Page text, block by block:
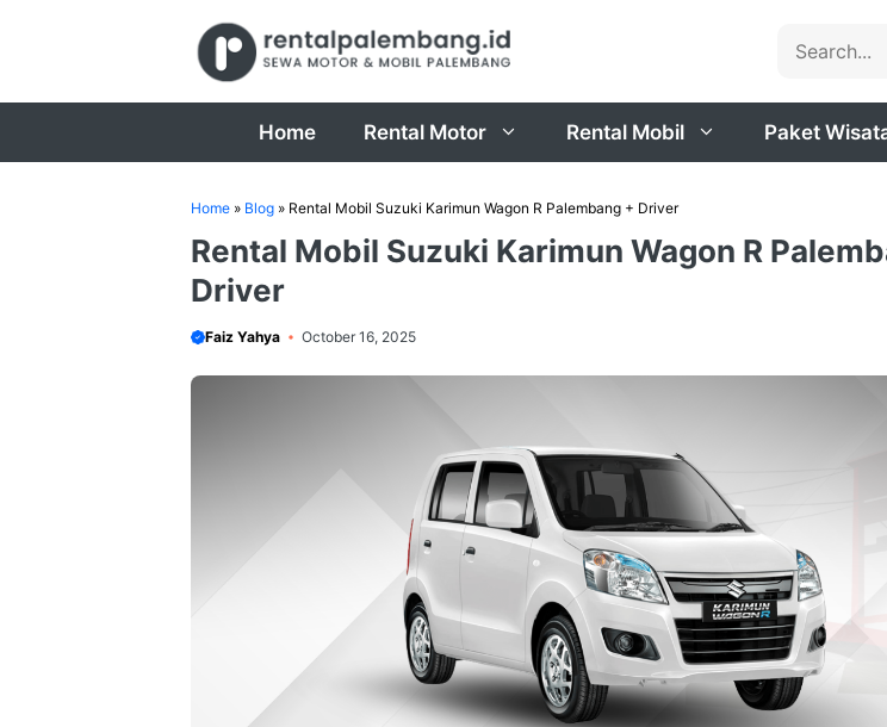
Home Rental Motor Rental Mobil Paket
Home » Blog » Rental Mobil Suzuki Karimun Wagon R Palembang + Driver
Rental Mobil Suzuki Karimun Wagon R
Driver
Faiz Yahya October 16, 2025